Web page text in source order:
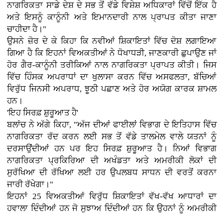
ਨਾਗਰਿਕਤਾ ਸਾਡੇ ਦੇਸ਼ ਦੇ ਸਭ ਤੋਂ ਵੱਡੇ ਵਿਸ਼ੇਸ਼ ਅਧਿਕਾਰਾਂ ਵਿੱਚੋਂ ਇੱਕ ਹੈ
ਅਤੇ ਇਸਨੂੰ ਕਾਨੂੰਨੀ ਅਤੇ ਇਮਾਨਦਾਰੀ ਨਾਲ ਪ੍ਰਾਪਤ ਕੀਤਾ ਜਾਣਾ
ਚਾਹੀਦਾ ਹੈ।"
ਉਸਨੇ ਜ਼ੋਰ ਦੇ ਕੇ ਕਿਹਾ ਕਿ ਨਵੀਆਂ ਸ਼ਿਕਾਇਤਾਂ ਵਿੱਚ ਦੋਸ਼ ਲਗਾਇਆ
ਗਿਆ ਹੈ ਕਿ ਇਹਨਾਂ ਵਿਅਕਤੀਆਂ ਨੇ ਧੋਖਾਧੜੀ, ਜਾਣਕਾਰੀ ਛੁਪਾਉਣ ਜਾਂ
ਹੋਰ ਗੈਰ-ਕਾਨੂੰਨੀ ਤਰੀਕਿਆਂ ਨਾਲ ਨਾਗਰਿਕਤਾ ਪ੍ਰਾਪਤ ਕੀਤੀ। ਜਿਸ
ਵਿੱਚ ਹਿੰਸਕ ਅਪਰਾਧਾਂ ਦਾ ਖੁਲਾਸਾ ਕਰਨ ਵਿੱਚ ਅਸਫਲਤਾ, ਬੱਚਿਆਂ
ਵਿਰੁੱਧ ਜਿਨਸੀ ਅਪਰਾਧ, ਝੂਠੀ ਪਛਾਣ ਅਤੇ ਹੋਰ ਅਯੋਗ ਕਾਰਕ ਸ਼ਾਮਲ
ਹਨ।
'ਇਹ ਸਿਰਫ਼ ਸ਼ੁਰੂਆਤ ਹੈ'
ਬਲਾਂਚ ਨੇ ਅੱਗੇ ਕਿਹਾ, "ਅੱਜ ਦੀਆਂ ਫਾਈਲਾਂ ਵਿਭਾਗ ਦੇ ਇਤਿਹਾਸ ਵਿੱਚ
ਨਾਗਰਿਕਤਾ ਰੱਦ ਕਰਨ ਲਈ ਸਭ ਤੋਂ ਵੱਡੇ ਤਾਲਮੇਲ ਵਾਲੇ ਯਤਨਾਂ ਨੂੰ
ਦਰਸਾਉਂਦੀਆਂ ਹਨ ਪਰ ਇਹ ਸਿਰਫ਼ ਸ਼ੁਰੂਆਤ ਹੈ। ਨਿਆਂ ਵਿਭਾਗ
ਨਾਗਰਿਕਤਾ ਪ੍ਰਕਿਰਿਆ ਦੀ ਅਖੰਡਤਾ ਅਤੇ ਅਮਰੀਕੀ ਲੋਕਾਂ ਦੀ
ਸੁਰੱਖਿਆ ਦੀ ਰੱਖਿਆ ਲਈ ਹਰ ਉਪਲਬਧ ਸਾਧਨ ਦੀ ਵਰਤੋਂ ਕਰਨਾ
ਜਾਰੀ ਰੱਖੇਗਾ।"
ਇਹਨਾਂ 25 ਵਿਅਕਤੀਆਂ ਵਿਰੁੱਧ ਸ਼ਿਕਾਇਤਾਂ ਵੱਖ-ਵੱਖ ਆਧਾਰਾਂ ਦਾ
ਹਵਾਲਾ ਦਿੰਦੀਆਂ ਹਨ ਜੋ ਸੁਝਾਅ ਦਿੰਦੀਆਂ ਹਨ ਕਿ ਉਹਨਾਂ ਨੂੰ ਅਮਰੀਕੀ